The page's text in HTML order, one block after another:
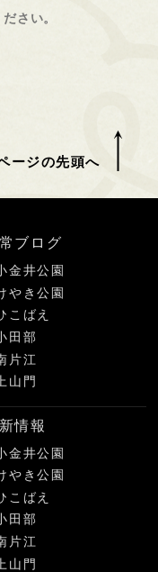
さい。
ージの先頭へ
ブログ
金井公園
やき公園
こばえ
田部
片江
山門
情報
金井公園
やき公園
こばえ
田部
片江
上山門